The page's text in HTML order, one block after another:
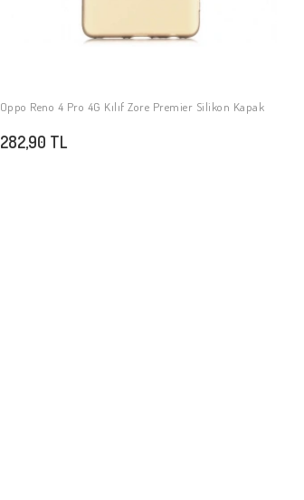
SEPETE EKLE
Oppo Reno 4 Pro 4G Kılıf Zore Premier Silikon Kapak
282,90 TL